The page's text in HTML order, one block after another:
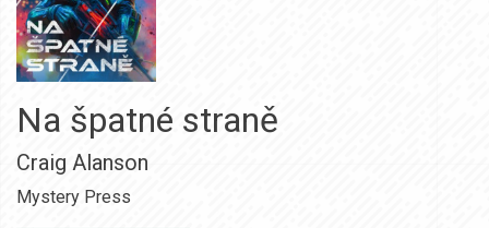
Na špatné straně
Craig Alanson
Mystery Press